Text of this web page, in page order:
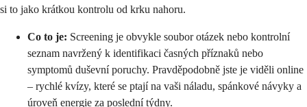
si to jako krátkou kontrolu od krku nahoru.
Co to je: Screening je obvykle soubor otázek nebo kontrolní
seznam navržený k identifikaci časných příznaků nebo
symptomů duševní poruchy. Pravděpodobně jste je viděli online
– rychlé kvízy, které se ptají na vaši náladu, spánkové návyky a
úroveň energie za poslední týdny.